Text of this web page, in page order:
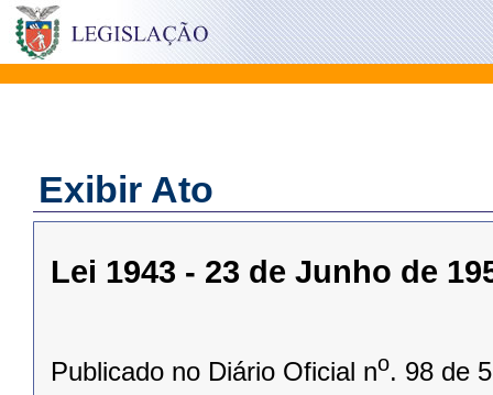
Exibir Ato
Lei 1943 - 23 de Junho de
Publicado no Diário Oficial no. 98 de